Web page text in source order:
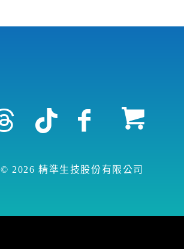
© 2026 精準生技股份有限公司